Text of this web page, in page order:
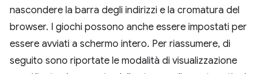
nascondere la barra degli indirizzi e la cromatura del
browser. I giochi possono anche essere impostati per
essere avviati a schermo intero. Per riassumere, di
seguito sono riportate le modalità di visualizzazione